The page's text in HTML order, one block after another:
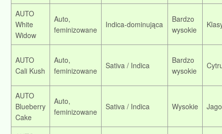
AUTO
White
Widow
Auto,
feminizowane
Indica‑dominująca
Bardzo
wysokie
AUTO
Cali Kush
Auto,
feminizowane
Sativa / Indica
Bardzo
wysokie
AUTO
Blueberry
Cake
Auto,
feminizowane
Sativa / Indica Wysokie